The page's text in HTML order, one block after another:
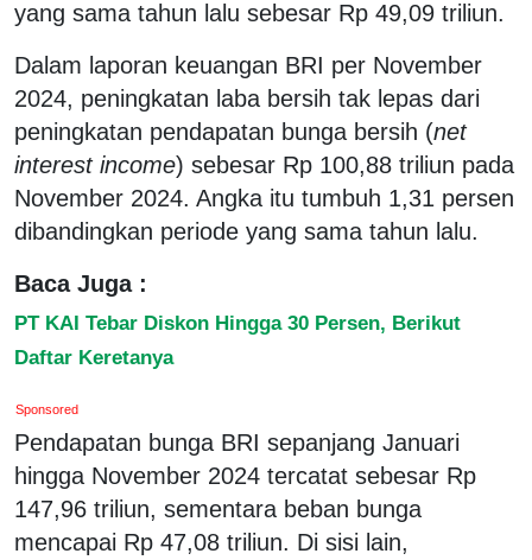
yang sama tahun lalu sebesar Rp 49,09 triliun.
Dalam laporan keuangan BRI per November
2024, peningkatan laba bersih tak lepas dari
peningkatan pendapatan bunga bersih (net
interest income) sebesar Rp 100,88 triliun pada
November 2024. Angka itu tumbuh 1,31 persen
dibandingkan periode yang sama tahun lalu.
Baca Juga :
PT KAI Tebar Diskon Hingga 30 Persen, Berikut
Daftar Keretanya
Sponsored
Pendapatan bunga BRI sepanjang Januari
hingga November 2024 tercatat sebesar Rp
147,96 triliun, sementara beban bunga
mencapai Rp 47,08 triliun. Di sisi lain,